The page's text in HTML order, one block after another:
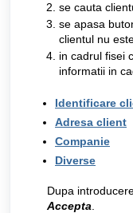
se cauta
se apasa
clientul nu
in cadrul fisei
informatii in
Identificare
Adresa client
Companie
Diverse
Dupa
Accepta